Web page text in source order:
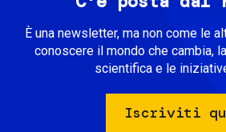
È una newsletter, ma non come le
conoscere il mondo che cambia,
scientifica e le
Iscriviti